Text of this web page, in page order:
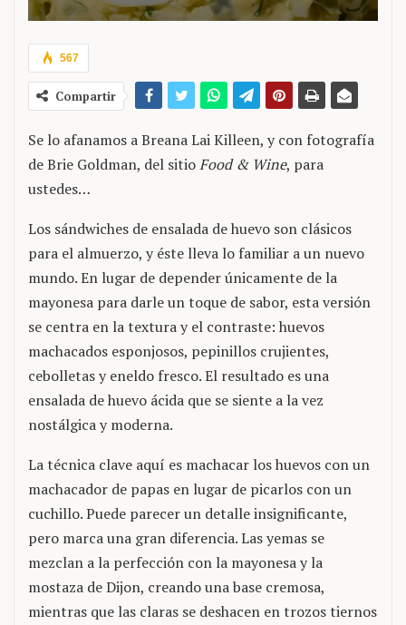
567
Compartir
Se lo afanamos a Breana Lai Killeen, y con fotografía
de Brie Goldman, del sitioFood & Wine, para
ustedes…
Los sándwiches de ensalada de huevo son clásicos
para el almuerzo, y éste lleva lo familiar a un nuevo
mundo. En lugar de depender únicamente de la
mayonesa para darle un toque de sabor, esta versión
se centra en la textura y el contraste: huevos
machacados esponjosos, pepinillos crujientes,
cebolletas y eneldo fresco. El resultado es una
ensalada de huevo ácida que se siente a la vez
nostálgica y moderna.
La técnica clave aquí es machacar los huevos con un
machacador de papas en lugar de picarlos con un
cuchillo. Puede parecer un detalle insignificante,
pero marca una gran diferencia. Las yemas se
mezclan a la perfección con la mayonesa y la
mostaza de Dijon, creando una base cremosa,
mientras que las claras se deshacen en trozos tiernos